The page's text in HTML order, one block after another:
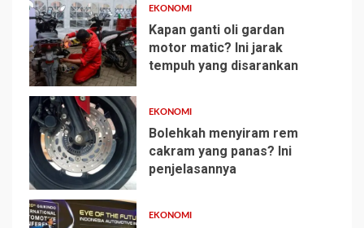
3
EKONOMI
Kapan ganti oli gardan
motor matic? Ini jarak
tempuh yang disarankan
4
EKONOMI
Bolehkah menyiram rem
cakram yang panas? Ini
penjelasannya
EKONOMI